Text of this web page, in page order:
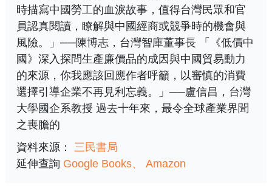
時描寫中國勞工的血淚故事，值得台灣民眾和官
員認真閱讀，瞭解與中國經商或競爭時的機會與
風險。」──陳博志，台灣智庫董事長 「《低價中
國》深入探問生產廉價品的成因與中國貿易動力
的來源，你我應該回應作者呼籲，以審慎的消費
選擇引導企業不再見利忘義。」──盧信昌，台灣
大學國企系教授 過去十年來，最令全球產業界聞
之喪膽的
資料來源： 三民書局
延伸查詢 Google Books Amazon